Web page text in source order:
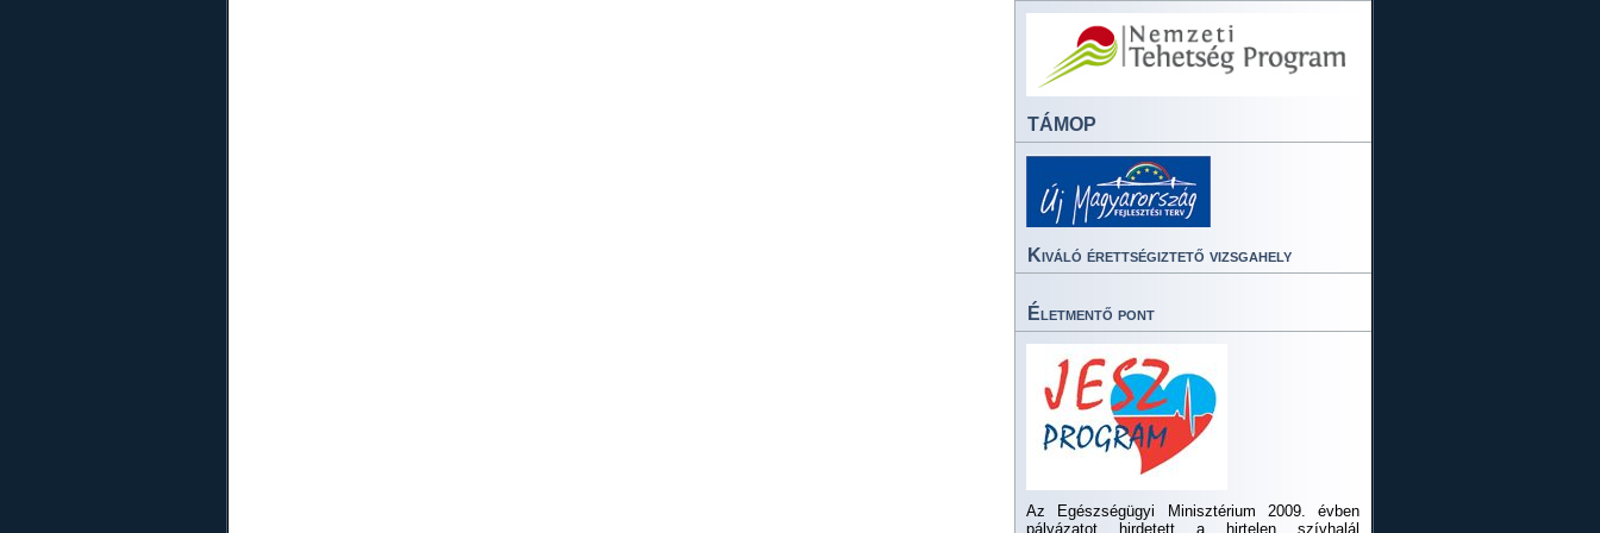
TÁMOP
Kiváló érettségiztető vizsgahely
Életmentő pont
Az Egészségügyi Minisztérium 2009. évben
pályázatot hirdetett a hirtelen szívhalál